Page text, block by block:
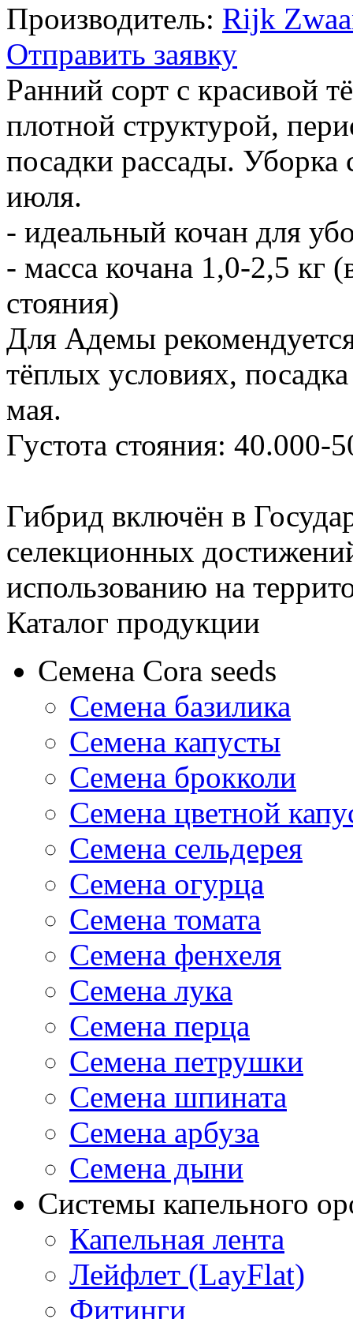
Производитель: Rijk
Отправить заявку
Ранний сорт с красивой
плотной структурой,
посадки рассады.
июля.
- идеальный кочан для
- масса кочана 1,0-2,5 кг
стояния)
Для Адемы
тёплых условиях,
мая.
Густота стояния: 40.000-
Гибрид включён в
селекционных
использованию на
Каталог продукции
Семена Cora seeds
Семена базилика
Семена капусты
Семена брокколи
Семена цветной
Семена сельдерея
Семена огурца
Семена томата
Семена фенхеля
Семена лука
Семена перца
Семена петрушки
Семена шпината
Семена арбуза
Семена дыни
Системы капельного
Капельная лента
Лейфлет (LayFlat)
Фитинги